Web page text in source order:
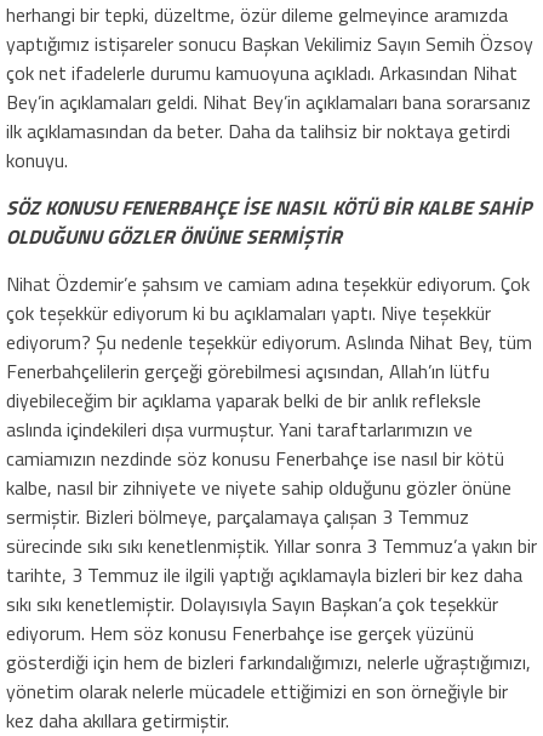
herhangi bir tepki, düzeltme, özür dileme gelmeyince aramızda
yaptığımız istişareler sonucu Başkan Vekilimiz Sayın Semih Özsoy
çok net ifadelerle durumu kamuoyuna açıkladı. Arkasından Nihat
Bey’in açıklamaları geldi. Nihat Bey’in açıklamaları bana sorarsanız
ilk açıklamasından da beter. Daha da talihsiz bir noktaya getirdi
konuyu.
SÖZ KONUSU FENERBAHÇE İSE NASIL KÖTÜ BİR KALBE SAHİP
OLDUĞUNU GÖZLER ÖNÜNE SERMİŞTİR
Nihat Özdemir’e şahsım ve camiam adına teşekkür ediyorum. Çok
çok teşekkür ediyorum ki bu açıklamaları yaptı. Niye teşekkür
ediyorum? Şu nedenle teşekkür ediyorum. Aslında Nihat Bey, tüm
Fenerbahçelilerin gerçeği görebilmesi açısından, Allah’ın lütfu
diyebileceğim bir açıklama yaparak belki de bir anlık refleksle
aslında içindekileri dışa vurmuştur. Yani taraftarlarımızın ve
camiamızın nezdinde söz konusu Fenerbahçe ise nasıl bir kötü
kalbe, nasıl bir zihniyete ve niyete sahip olduğunu gözler önüne
sermiştir. Bizleri bölmeye, parçalamaya çalışan 3 Temmuz
sürecinde sıkı sıkı kenetlenmiştik. Yıllar sonra 3 Temmuz’a yakın bir
tarihte, 3 Temmuz ile ilgili yaptığı açıklamayla bizleri bir kez daha
sıkı sıkı kenetlemiştir. Dolayısıyla Sayın Başkan’a çok teşekkür
ediyorum. Hem söz konusu Fenerbahçe ise gerçek yüzünü
gösterdiği için hem de bizleri farkındalığımızı, nelerle uğraştığımızı,
yönetim olarak nelerle mücadele ettiğimizi en son örneğiyle bir
kez daha akıllara getirmiştir.